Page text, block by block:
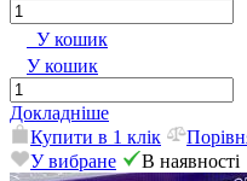
У кошик
У кошик
Докладніше
Купити в 1 клік
У вибране
В наявності